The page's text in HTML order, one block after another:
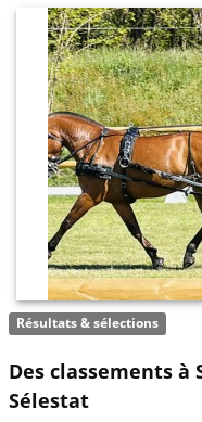
Résultats & sélections
Des classements à
Sélestat